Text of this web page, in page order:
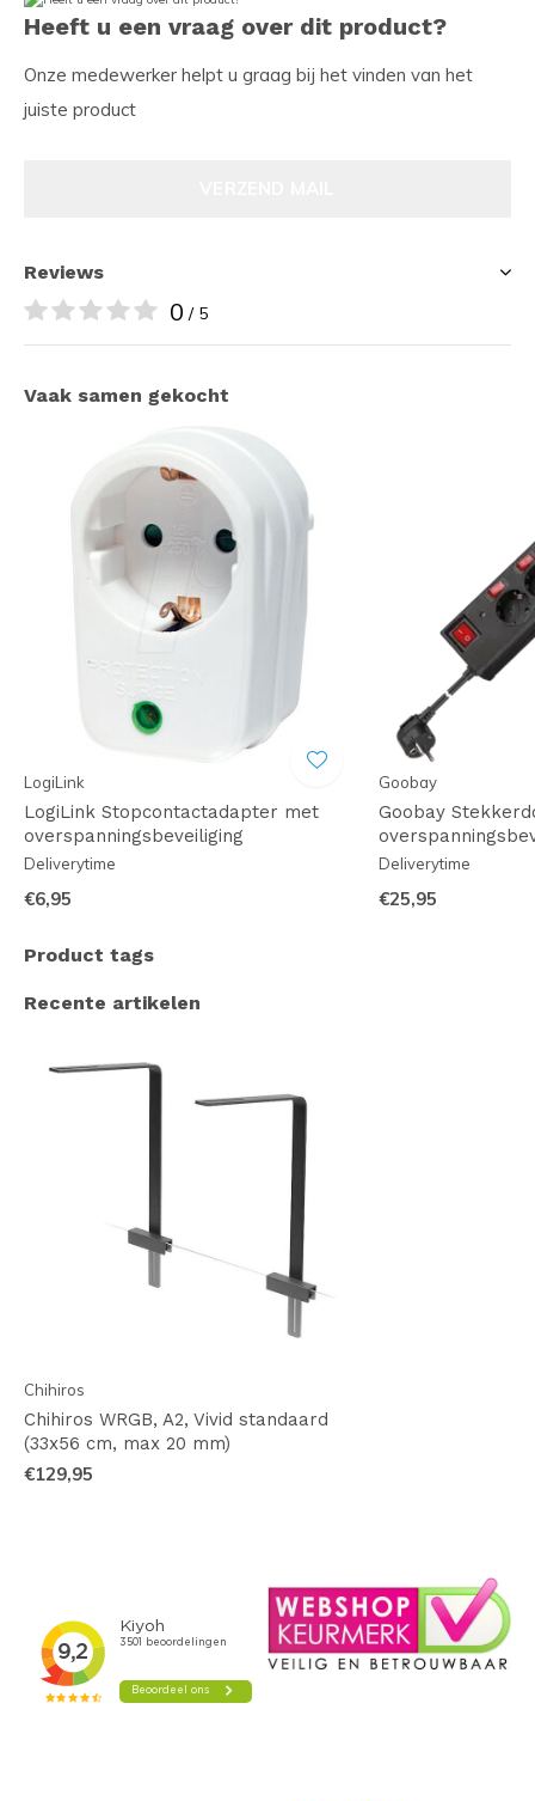
Heeft u een vraag over dit product?
Onze medewerker helpt u graag bij het vinden van het
juiste product
Reviews
0 / 5
Vaak samen gekocht
LogiLink
LogiLink Stopcontactadapter met
overspanningsbeveiliging
Deliverytime
€6,95
Goobay
Goobay
Deliverytime
€25,95
Product tags
Recente artikelen
Chihiros
Chihiros WRGB, A2, Vivid standaard
(33x56 cm, max 20 mm)
€129,95